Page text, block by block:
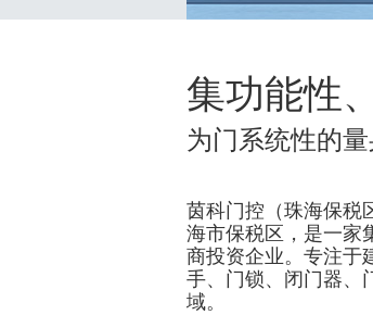
集功能性
为门系统性的
茵科门控（珠海保税
海市保税区，是一家
商投资企业。专注于
手、门锁、闭门器、
域。